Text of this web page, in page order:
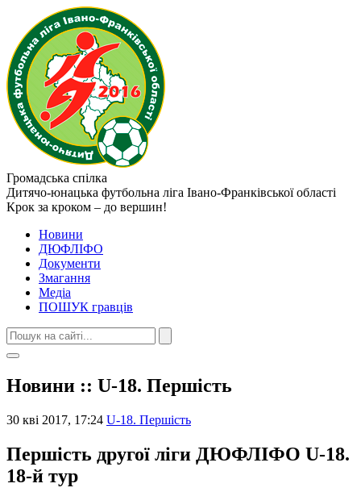
Громадська спілка
Дитячо-юнацька футбольна ліга Івано-Франківської області
Крок за кроком – до вершин!
Новини
ДЮФЛІФО
Документи
Змагання
Медіа
ПОШУК гравців
Новини :: U-18. Першість
30 кві 2017, 17:24 U-18. Першість
Першість другої ліги ДЮФЛІФО U-18.
18-й тур